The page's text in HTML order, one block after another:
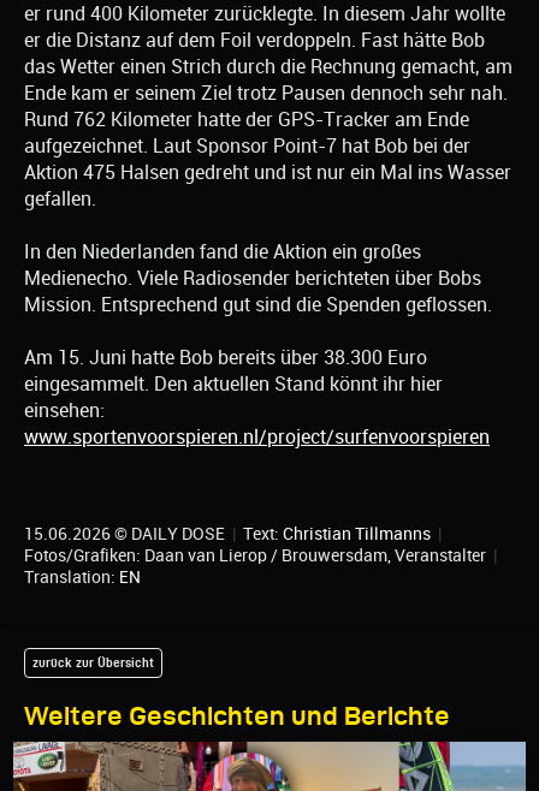
er rund 400 Kilometer zurücklegte. In diesem Jahr wollte
er die Distanz auf dem Foil verdoppeln. Fast hätte Bob
das Wetter einen Strich durch die Rechnung gemacht, am
Ende kam er seinem Ziel trotz Pausen dennoch sehr nah.
Rund 762 Kilometer hatte der GPS-Tracker am Ende
aufgezeichnet. Laut Sponsor Point-7 hat Bob bei der
Aktion 475 Halsen gedreht und ist nur ein Mal ins Wasser
gefallen.
In den Niederlanden fand die Aktion ein großes
Medienecho. Viele Radiosender berichteten über Bobs
Mission. Entsprechend gut sind die Spenden geflossen.
Am 15. Juni hatte Bob bereits über 38.300 Euro
eingesammelt. Den aktuellen Stand könnt ihr hier
einsehen:
www.sportenvoorspieren.nl/project/surfenvoorspieren
15.06.2026 © DAILY DOSE | Text: Christian Tillmanns |
Fotos/Grafiken: Daan van Lierop / Brouwersdam, Veranstalter |
Translation: EN
Weitere Geschichten und Berichte
zurück zur Übersicht